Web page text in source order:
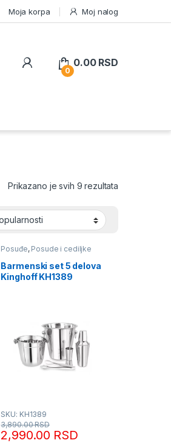
Moja korpa Moj nalog
0
0.00 RSD
Prikazano je svih 9 rezultata
Posuđe, Posude i cediljke
Barmenski set 5 delova
Kinghoff KH1389
SKU: KH1389
2,990.00 RSD
3,890.00RSD